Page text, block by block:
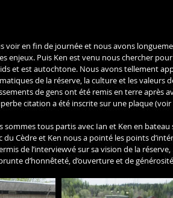
voir en fin de journée et nous avons
enjeux. Puis Ken est venu nous chercher
et est autochtone. Nous avons tellement
de la réserve, la culture et les valeurs
de gens ont été remis en terre
citation a été inscrite sur une plaque
sommes tous partis avec Ian et Ken en
du Cèdre et Ken nous a pointé les points
de l’interviewvé sur sa vision de la
d’honnêteté, d’ouverture et de